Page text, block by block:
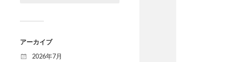
アーカイブ
2026年7月